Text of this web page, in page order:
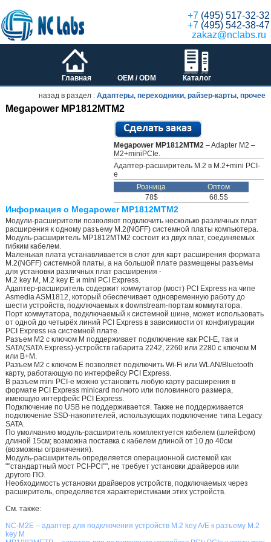
+7 (495) 517-32-32
+7 (495) 542-38-47
zakaz@nclabs.ru
Главная OEM / ODM Каталог
назад в раздел :Адаптеры, переходники, райзер-карты, прочее
Megapower MP1812MTM2
Megapower MP1812MTM2– Adapter M2 –
M2+miniPCIe.
Адаптер-расширитель M.2 в М.2+mini PCI-
e
Розница
Оптом
78$
68.5$
Информация о Megapower MP1812MTM2
Модули-расширители позволяют подключить несколько различных плат
расширения к одному разъему M.2(NGFF) системной платы компьютера.
Модуль-расширитель MP1812MTM2 состоит из двух плат, соединяемых
гибким кабелем.
Маленькая плата устанавливается в слот для карт расширения формата
M.2(NGFF) системной платы, а на большой плате размещены разъемы
для установки различных плат расширения -
M.2 key M, M.2 key E и mini PCI Express.
Адаптер-расширитель содержит коммутатор (мост) PCI Express на чипе
Asmedia ASM1812, который обеспечивает одновременную работу до
шести устройств, подключаемых к downstream-портам коммутатора.
Порт коммутатора, подключаемый к системной шине, может использовать
от одной до четырёх линий PCI Express в зависимости от конфигурации
PCI Express на системной плате.
Разъем M2 с ключом M поддерживает подключение как PCI-E, так и
SATA(SATA Express)-устройств габарита 2242, 2260 или 2280 с ключом М
или B+M.
Разъем M2 c ключом E позволяет подключить Wi-Fi или WLAN/Bluetooth
карту, работающую по интерфейсу PCI Express.
В разъем mini PCI-e можно установить любую карту расширения в
формате PCI Express minicard полного или половинного размера,
имеющую интерфейс PCI Express.
Подключение по USB не поддерживается. Также не поддерживается
подключение SSD-накопителей, использующих подключение типа Legacy
SATA.
По умолчанию модуль-расширитель комплектуется кабелем (шлейфом)
длиной 15см; возможна поставка с кабелем длиной от 10 до 40см
(возможны ограничения).
Модуль-расширитель определяется операционной системой как
""стандартный мост PCI-PCI"", не требует установки драйверов или
другого ПО.
Необходимость установки драйверов устройств, подключаемых через
расширитель, определяется характеристиками этих устройств.
См. также:
NC-M2E – адаптер для подключения устройств M.2 key A/E к разъему M.2
key M